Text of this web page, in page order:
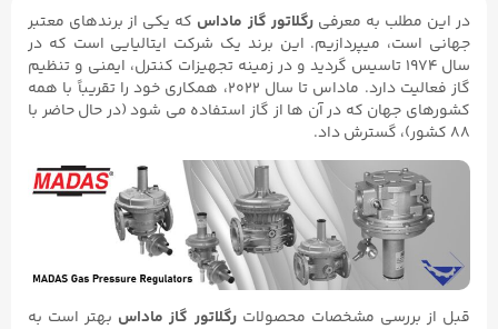
در این مطلب به معرفیرگلاتور گاز ماداس که یکی از برندهای معتبر
جهانی است، میپردازیم. این برند یک شرکت ایتالیایی است که در
سال ۱۹۷۴ تاسیس گردید و در زمینه تجهیزات کنترل، ایمنی‌ و تنظیم
گاز فعالیت دارد. ماداس تا سال ۲۰۲۲، همکاری خود را تقریباً با همه
کشورهای جهان که در آن ها از گاز استفاده می شود (در حال حاضر با
۸۸ کشور)، گسترش داد.
قبل از بررسی مشخصات محصولاترگلاتور گاز ماداس بهتر است به